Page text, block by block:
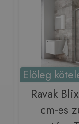
Előleg
Ravak
cm-es